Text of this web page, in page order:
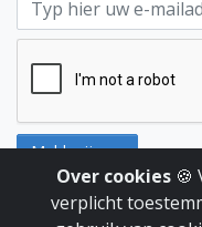
Meld mij aan
Wilt u zich afmelden,
Over cookies 🍪
verplicht